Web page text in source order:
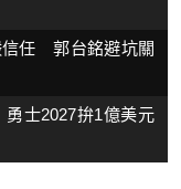
信任 郭台銘避坑關
士2027拚1億美元